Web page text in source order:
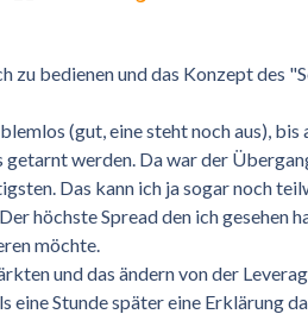
zu bedienen und das Konzept des
(gut, eine steht noch aus),
werden. Da war der
Das kann ich ja sogar noch
höchste Spread den ich gesehen
möchte.
und das ändern von der
eine Stunde später eine Erklärung